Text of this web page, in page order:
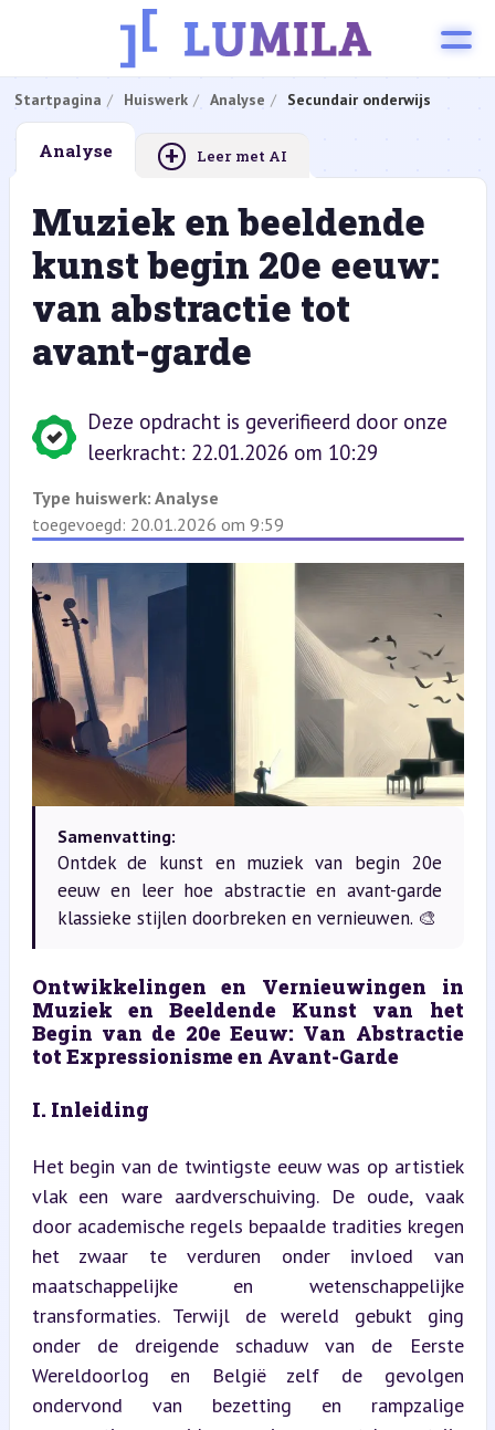
Startpagina Huiswerk Analyse Secundair onderwijs
Analyse + Leer met AI
Muziek en beeldende
kunst begin 20e eeuw:
van abstractie tot
avant-garde
Deze opdracht is geverifieerd door onze
leerkracht: 22.01.2026 om 10:29
Type huiswerk: Analyse
toegevoegd: 20.01.2026 om 9:59
Samenvatting:
Ontdek de kunst en muziek van begin 20e
eeuw en leer hoe abstractie en avant-garde
klassieke stijlen doorbreken en vernieuwen. 🎨
Ontwikkelingen en Vernieuwingen in
Muziek en Beeldende Kunst van het
Begin van de 20e Eeuw: Van Abstractie
tot Expressionisme en Avant-Garde
I. Inleiding
Het begin van de twintigste eeuw was op artistiek
vlak een ware aardverschuiving. De oude, vaak
door academische regels bepaalde tradities kregen
het zwaar te verduren onder invloed van
maatschappelijke en wetenschappelijke
transformaties. Terwijl de wereld gebukt ging
onder de dreigende schaduw van de Eerste
Wereldoorlog en België zelf de gevolgen
ondervond van bezetting en rampzalige